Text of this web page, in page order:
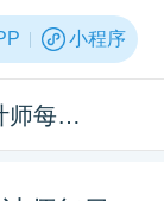
小程序
2026年05月24日系统架构设计师每日一练